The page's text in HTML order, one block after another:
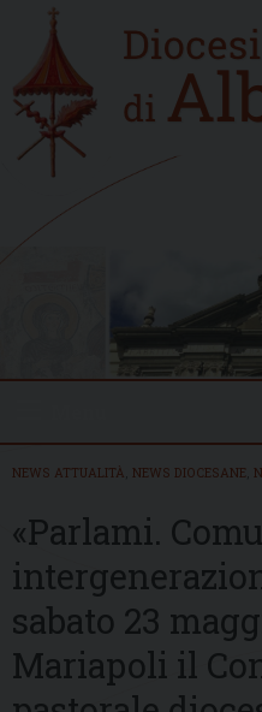
content
Home
new
NEWS ATTUALITÀ NEWS DIOCESANE
«Parlami.
sabato 23
Mariapoli il